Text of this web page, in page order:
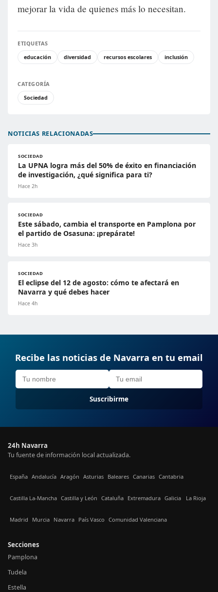
mejorar la vida de quienes más lo necesitan.
ETIQUETAS
educación
diversidad recursos escolares inclusión
CATEGORÍA
Sociedad
NOTICIAS RELACIONADAS
SOCIEDAD
La UPNA logra más del 50% de éxito en financiación
de investigación, ¿qué significa para ti?
Hace 2h
SOCIEDAD
Este sábado, cambia el transporte en Pamplona por
el partido de Osasuna: ¡prepárate!
Hace 3h
SOCIEDAD
El eclipse del 12 de agosto: cómo te afectará en
Navarra y qué debes hacer
Hace 4h
Recibe las noticias de Navarra en tu email
Suscribirme
24h Navarra
Tu fuente de información local actualizada.
España Andalucía Aragón Asturias Baleares Canarias Cantabria
Castilla La-Mancha Castilla y León Cataluña Extremadura Galicia La Rioja
Madrid Murcia Navarra País Vasco Comunidad Valenciana
Secciones
Pamplona
Tudela
Estella